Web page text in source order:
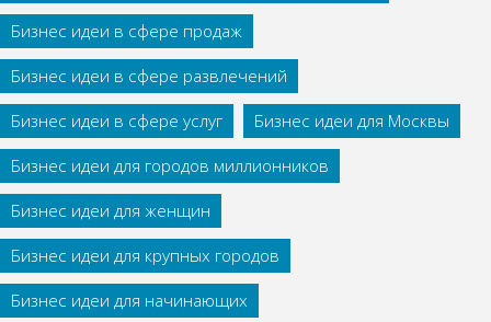
Бизнес идеи в сфере продаж
Бизнес идеи в сфере развлечений
Бизнес идеи в сфере услуг
Бизнес идеи для Москвы
Бизнес идеи для городов миллионников
Бизнес идеи для женщин
Бизнес идеи для крупных городов
Бизнес идеи для начинающих